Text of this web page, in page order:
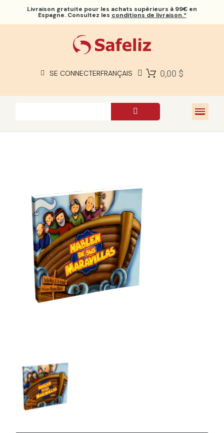
Livraison gratuite pour les achats supérieurs à 99€ en
Espagne. Consultez les conditions de livraison.*
SE CONNECTERFRANÇAIS 0,00 $
À PROPOS DE NOUS